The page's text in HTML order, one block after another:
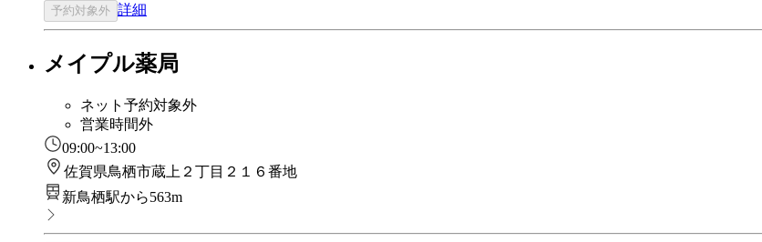
予約対象外 詳細
メイプル薬局
ネット予約対象外
営業時間外
09:00~13:00
佐賀県鳥栖市蔵上２丁目２１６番地
新鳥栖駅から563m